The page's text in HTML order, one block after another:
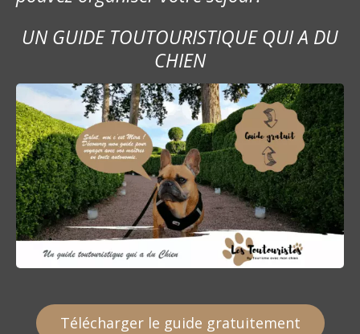
a
e
s
UN GUIDE TOUTOURISTIQUE QUI A DU
CHIEN
Télécharger le guide gratuitement